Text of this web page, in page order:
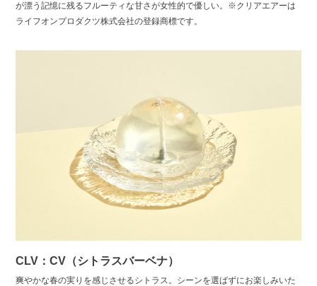
が漂う記憶に残るフルーティな甘さが女性的で優しい。※クリアエアーは
ライフオンプロダクツ株式会社の登録商標です。
CLV：CV（シトラスバーベナ）
爽やかな春の実りを感じさせるシトラス。シーンを選ばずにお楽しみいた